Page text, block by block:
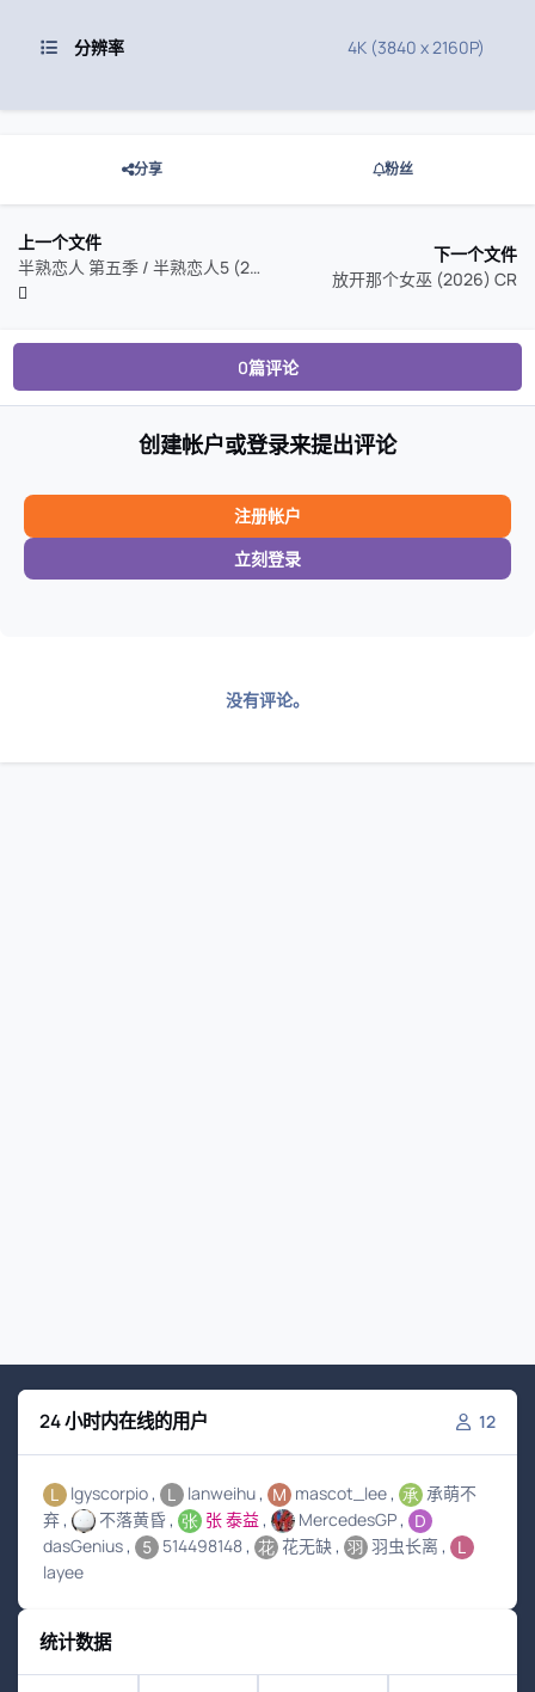
分辨率 4K (3840 x 2160P)
分享 粉丝
上一个文件
半熟恋人 第五季 / 半熟恋人5 (2026) 60FPS 高码率
下一个文件
放开那个女巫 (2026) CR
0篇评论
创建帐户或登录来提出评论
注册帐户
立刻登录
没有评论。
24 小时内在线的用户 12
lgyscorpio lanweihu mascot_lee
承萌不
弃
不落黄昏 张 泰益
MercedesGP
dasGenius
514498148 花无缺
羽虫长离
layee
统计数据